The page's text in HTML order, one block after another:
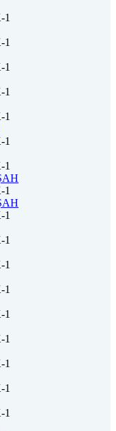
1
1
1
1
1
1
1
1
1
1
1
1
1
1
1
1
1